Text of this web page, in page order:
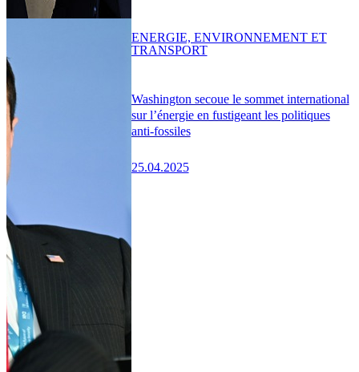
Washington secoue le sommet international
sur l’énergie en fustigeant les politiques
anti-fossiles
25.04.2025
ENERGIE, ENVIRONNEMENT ET
TRANSPORT